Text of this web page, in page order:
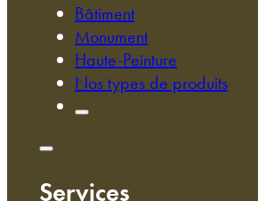
Bâtiment
Monument
Haute-Peinture
Nos types de produits
Services